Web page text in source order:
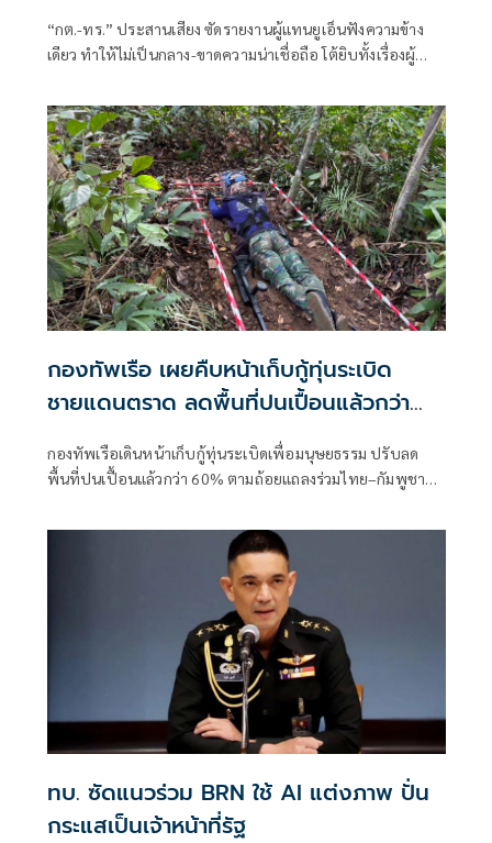
“กต.-ทร.” ประสานเสียง ซัดรายงานผู้แทนยูเอ็นฟังความข้าง
เดียว ทำให้ไม่เป็นกลาง-ขาดความน่าเชื่อถือ โต้ยิบทั้งเรื่องผู้
กองทัพเรือ เผยคืบหน้าเก็บกู้ทุ่นระเบิด
ชายแดนตราด ลดพื้นที่ปนเปื้อนแล้วกว่า
กองทัพเรือเดินหน้าเก็บกู้ทุ่นระเบิดเพื่อมนุษยธรรม ปรับลด
พื้นที่ปนเปื้อนแล้วกว่า 60% ตามถ้อยแถลงร่วมไทย–กัมพูชา
ทบ. ซัดแนวร่วม BRN ใช้ AI แต่งภาพ ปั่น
กระแสเป็นเจ้าหน้าที่รัฐ